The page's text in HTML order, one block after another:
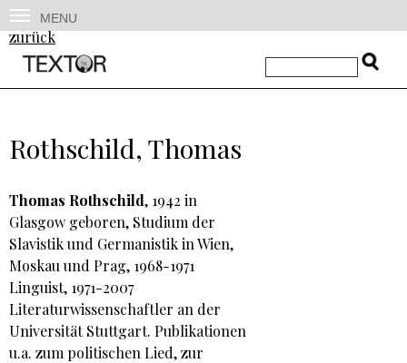
MENU
zurück
Rothschild, Thomas
Thomas Rothschild, 1942 in
Glasgow geboren, Studium der
Slavistik und Germanistik in Wien,
Moskau und Prag, 1968-1971
Linguist, 1971-2007
Literaturwissenschaftler an der
Universität Stuttgart. Publikationen
u.a. zum politischen Lied, zur